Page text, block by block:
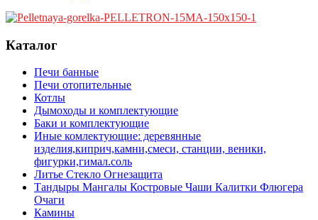
Каталог
Печи банные
Печи отопительные
Котлы
Дымоходы и комплектующие
Баки и комплектующие
Иные комлектующие: деревянные
изделия,киприч,камни,смеси, станции, веники,
фигурки,гимал.соль
Литье Стекло Огнезащита
Тандыры Мангалы Костровые Чаши Калитки Флюгера
Очаги
Камины